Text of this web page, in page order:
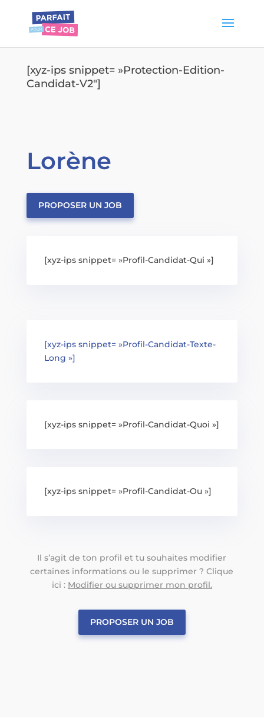
[xyz-ips snippet= »Protection-Edition-
Candidat-V2″]
Lorène
PROPOSER UN JOB
[xyz-ips snippet= »Profil-Candidat-Qui »]
[xyz-ips snippet= »Profil-Candidat-Texte-
Long »]
[xyz-ips snippet= »Profil-Candidat-Quoi »]
[xyz-ips snippet= »Profil-Candidat-Ou »]
Il s’agit de ton profil et tu souhaites modifier
certaines informations ou le supprimer ? Clique
ici : Modifier ou supprimer mon profil.
PROPOSER UN JOB